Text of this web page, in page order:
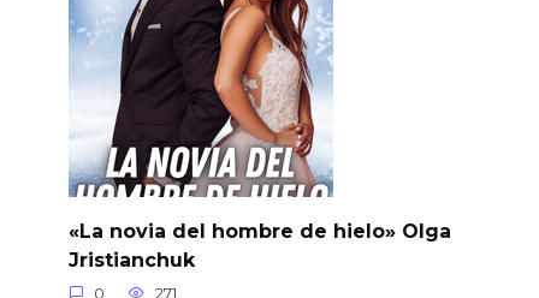
«La novia del hombre de hielo» Olga
Jristianchuk
0 271